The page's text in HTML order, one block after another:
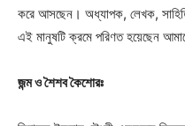
করে আসছেন। অধ্যাপক, লেখক,
এই মানুষটি ক্রমে পরিণত হয়েছেন
জন্ম ও শৈশব কৈশোরঃ